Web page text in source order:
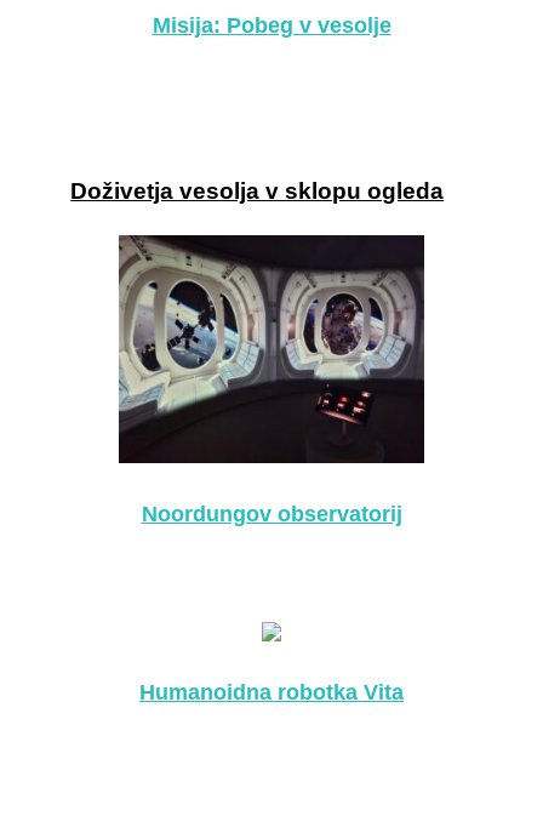
Misija: Pobeg v vesolje
Doživetja vesolja v sklopu ogleda
Noordungov observatorij
Humanoidna robotka Vita